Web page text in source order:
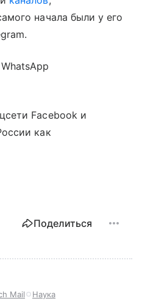
начала были у его
WhatsApp
Facebook и
как
Поделиться
Mail Наука